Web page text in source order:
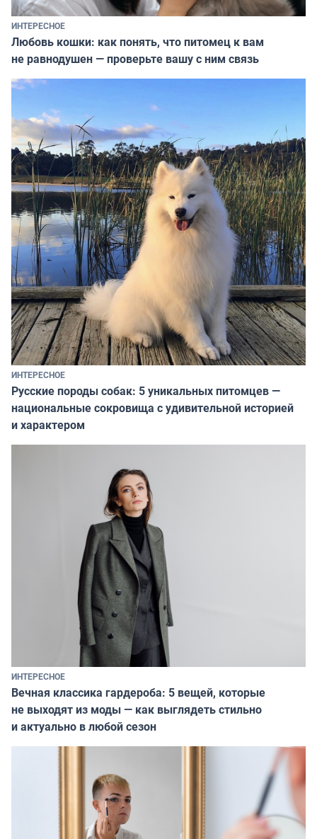
ИНТЕРЕСНОЕ
Любовь кошки: как понять, что питомец к вам
не равнодушен — проверьте вашу с ним связь
ИНТЕРЕСНОЕ
Русские породы собак: 5 уникальных питомцев —
национальные сокровища с удивительной историей
и характером
ИНТЕРЕСНОЕ
Вечная классика гардероба: 5 вещей, которые
не выходят из моды — как выглядеть стильно
и актуально в любой сезон